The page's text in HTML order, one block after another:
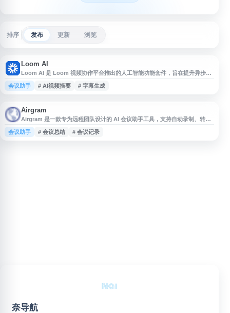
排序 发布 更新 浏览
Loom AI
Loom AI 是 Loom 视频协作平台推出的人工智能功能套件，旨在提升异步视
频沟通效率。该工具利用 AI 技术为录制的视频自动生成摘要、标题和章节标
记，帮助用户快速提取关键信息。Loom AI 可自动转录视频内容，支持多语
会议助手 # AI视频摘要 # 字幕生成
Airgram
Airgram 是一款专为远程团队设计的 AI 会议助手工具，支持自动录制、转录
和总结在线会议内容。该平台集成 Google Meet、Zoom、Microsoft Teams
等主流视频会议软件，能够实时生成会议记录、提取关键要点并自动分配行动
会议助手 # 会议总结 # 会议记录
奈导航